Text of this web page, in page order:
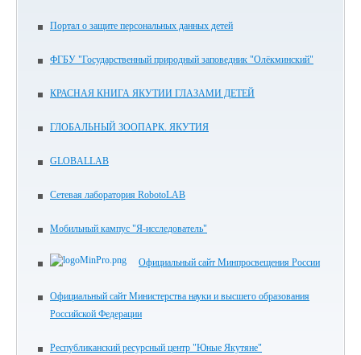
Портал о защите персональных данных детей
ФГБУ "Государственный природный заповедник "Олёкминский"
КРАСНАЯ КНИГА ЯКУТИИ ГЛАЗАМИ ДЕТЕЙ
ГЛОБАЛЬНЫЙ ЗООПАРК. ЯКУТИЯ
GLOBALLAB
Сетевая лаборатория RobotoLAB
Мобильный кампус "Я-исследователь"
Официальный сайт Минпросвещения России
Официальный сайт Министерства науки и высшего образования
Российской Федерации
Республиканский ресурсный центр "Юные Якутяне"